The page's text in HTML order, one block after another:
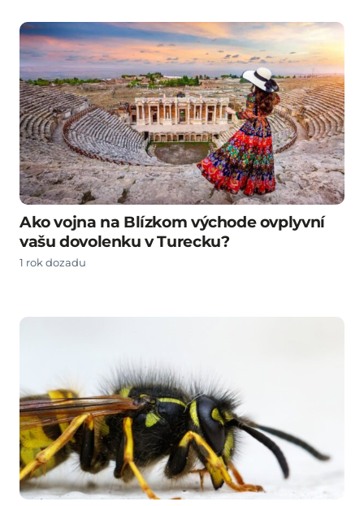
Ako vojna na Blízkom východe ovplyvní
vašu dovolenku v Turecku?
1 rok dozadu